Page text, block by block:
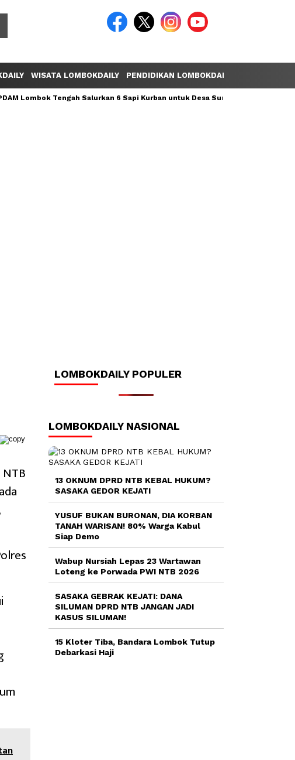
WISATA LOMBOKDAILY PENDIDIKAN LOMBOKDAILY
Lombok Tengah Salurkan 6 Sapi Kurban untuk Desa Sumber Mata Air
LOMBOKDAILY POPULER
LOMBOKDAILY NASIONAL
13 OKNUM DPRD NTB KEBAL HUKUM?
SASAKA GEDOR KEJATI
YUSUF BUKAN BURONAN, DIA KORBAN
TANAH WARISAN! 80% Warga Kabul
Siap Demo
Wabup Nursiah Lepas 23 Wartawan
Loteng ke Porwada PWI NTB 2026
SASAKA GEBRAK KEJATI: DANA
SILUMAN DPRD NTB JANGAN JADI
KASUS SILUMAN!
15 Kloter Tiba, Bandara Lombok Tutup
Debarkasi Haji